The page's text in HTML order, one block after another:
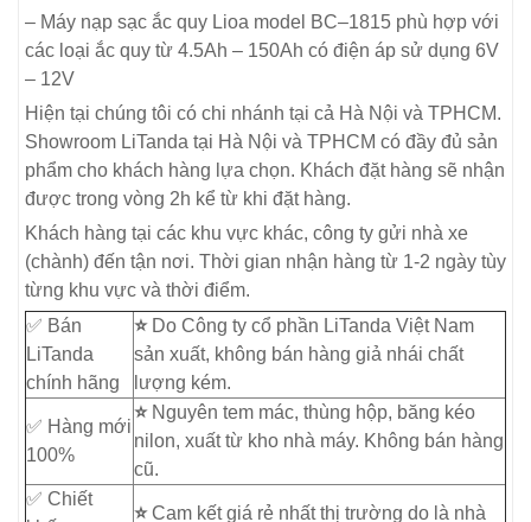
– Máy nạp sạc ắc quy Lioa model BC–1815 phù hợp với
các loại ắc quy từ 4.5Ah – 150Ah có điện áp sử dụng 6V
– 12V
Hiện tại chúng tôi có chi nhánh tại cả Hà Nội và TPHCM.
Showroom LiTanda tại Hà Nội và TPHCM có đầy đủ sản
phẩm cho khách hàng lựa chọn. Khách đặt hàng sẽ nhận
được trong vòng 2h kể từ khi đặt hàng.
Khách hàng tại các khu vực khác, công ty gửi nhà xe
(chành) đến tận nơi. Thời gian nhận hàng từ 1-2 ngày tùy
từng khu vực và thời điểm.
✅ Bán
LiTanda
chính hãng
⭐ Do Công ty cổ phần LiTanda Việt Nam
sản xuất, không bán hàng giả nhái chất
lượng kém.
✅ Hàng mới
100%
⭐ Nguyên tem mác, thùng hộp, băng kéo
nilon, xuất từ kho nhà máy. Không bán hàng
cũ.
✅ Chiết
⭐Cam kết giá rẻ nhất thị trường do là nhà